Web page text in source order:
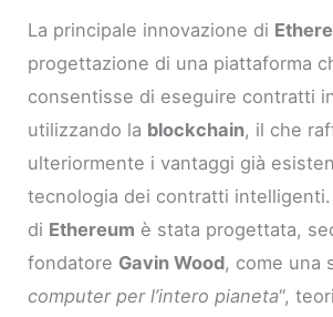
La principale innovazione di
progettazione di una piattaforma
consentisse di eseguire contratti
utilizzando la blockchain, il che
ulteriormente i vantaggi già
tecnologia dei contratti intelligenti.
di Ethereum è stata progettata,
fondatore Gavin Wood, come una
computer per l’intero pianeta“,